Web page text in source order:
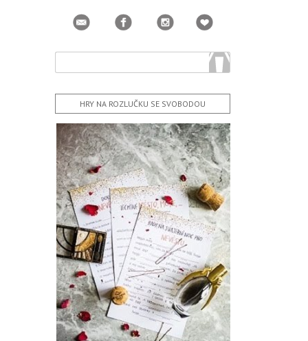
HRY NA ROZLUČKU SE SVOBODOU